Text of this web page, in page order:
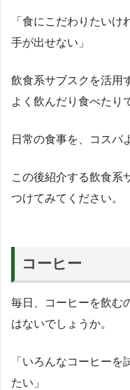
「食にこだわりたい
手が出せない」
飲食系サブスクを活用
よく飲んだり食べたり
日常の食事を、コスパ
この後紹介する飲食系
つけてみてください。
コーヒー
毎日、コーヒーを飲む
はないでしょうか。
「いろんなコーヒー
たい」